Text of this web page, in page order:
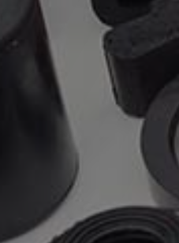
Tehnoguma d.o.o. u
sa traženim
da se moji
u privremenu bazu i